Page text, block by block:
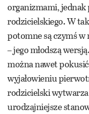
organizmami,
rodzicielskiego. W
potomne są czymś
– jego młodszą
można nawet
wyjałowieniu
rodzicielski wytwarza
urodzajniejsze